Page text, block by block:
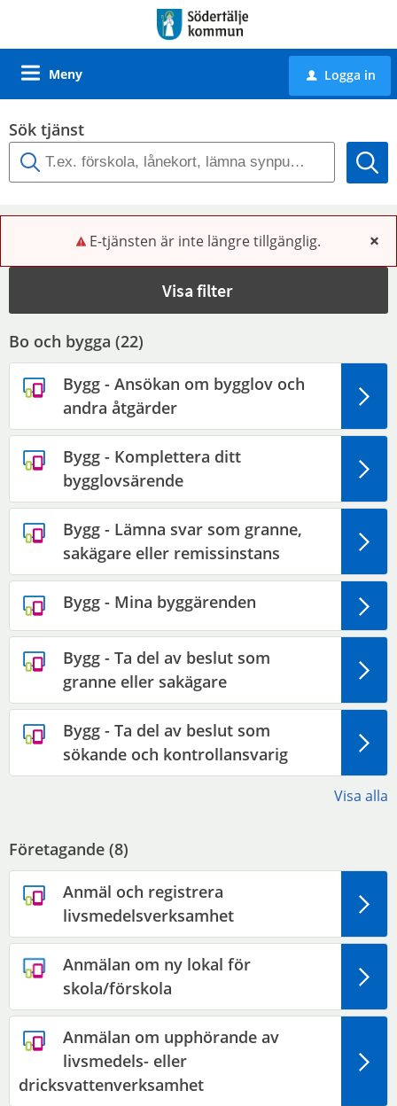
Meny u Logga in
Sök tjänst
E-tjänsten är inte längre tillgänglig. x
Visa filter
Bo och bygga (22)
Bygg - Ansökan om bygglov och
andra åtgärder
Bygg - Komplettera ditt
bygglovsärende
Bygg - Lämna svar som granne,
sakägare eller remissinstans
Bygg - Mina byggärenden
Bygg - Ta del av beslut som
granne eller sakägare
Bygg - Ta del av beslut som
sökande och kontrollansvarig
Visa alla
Företagande (8)
Anmäl och registrera
livsmedelsverksamhet
Anmälan om ny lokal för
skola/förskola
Anmälan om upphörande av
livsmedels- eller
dricksvattenverksamhet